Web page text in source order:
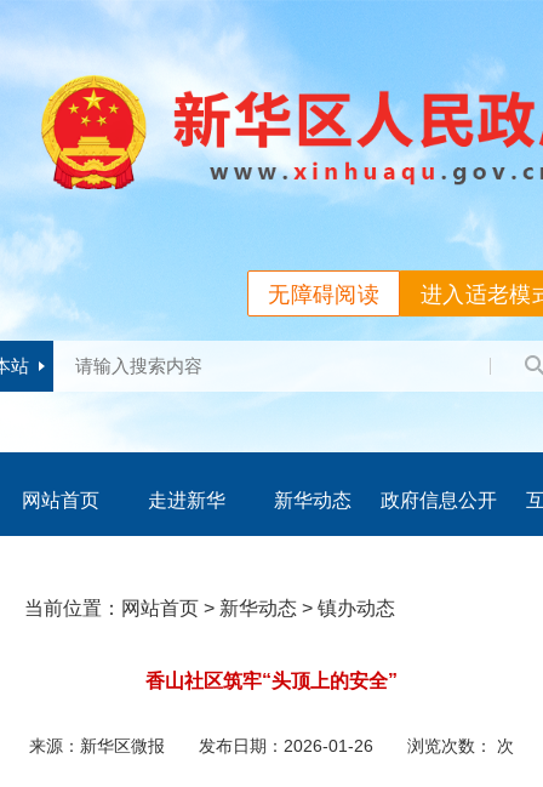
进入适老模
无障碍阅读
站
网站首页 走进新华 新华动态 政府信息公开
当前位置： 网站首页 > 新华动态 > 镇办动态
香山社区筑牢“头顶上的安全”
来源： 新华区微报 发布日期： 2026-01-26 浏览次数： 次